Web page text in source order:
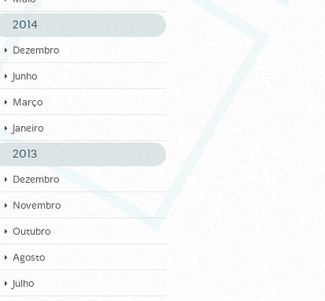
2014
Dezembro
Junho
Março
Janeiro
2013
Dezembro
Novembro
Outubro
Agosto
Julho